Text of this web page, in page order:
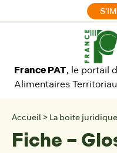
France PAT, le portail
Alimentaires
Accueil > La boite juridique
Fiche –